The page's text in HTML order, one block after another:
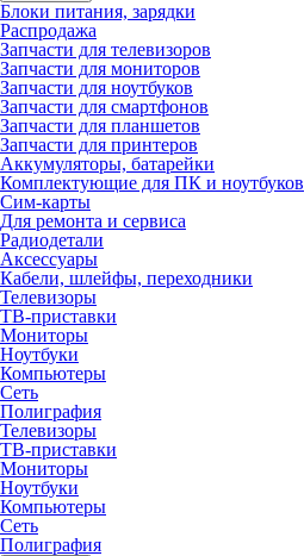
Блоки питания, зарядки
Распродажа
Запчасти для телевизоров
Запчасти для мониторов
Запчасти для ноутбуков
Запчасти для смартфонов
Запчасти для планшетов
Запчасти для принтеров
Аккумуляторы, батарейки
Комплектующие для ПК и ноутбуков
Сим-карты
Для ремонта и сервиса
Радиодетали
Аксессуары
Кабели, шлейфы, переходники
Телевизоры
ТВ-приставки
Мониторы
Ноутбуки
Компьютеры
Сеть
Полиграфия
Телевизоры
ТВ-приставки
Мониторы
Ноутбуки
Компьютеры
Сеть
Полиграфия